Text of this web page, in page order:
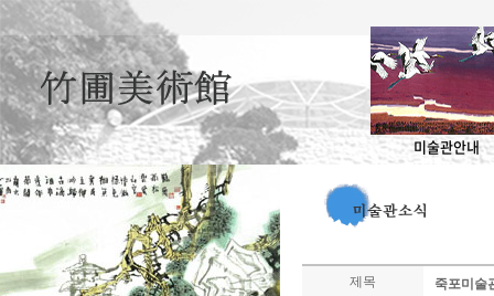
미술관안내
제목
죽포미술